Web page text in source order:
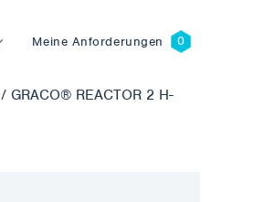
Meine Anforderungen
/GRACO® REACTOR 2 H-